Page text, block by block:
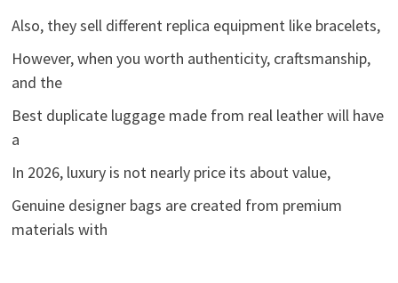
Also, they sell different replica equipment like bracelets,
However, when you worth authenticity, craftsmanship,
and the
Best duplicate luggage made from real leather will have
a
In 2026, luxury is not nearly price its about value,
Genuine designer bags are created from premium
materials with